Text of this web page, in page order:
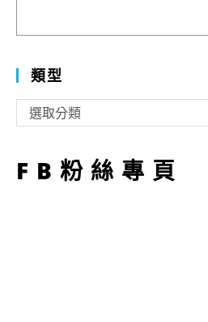
類型
型
選取分類
FB粉絲專頁